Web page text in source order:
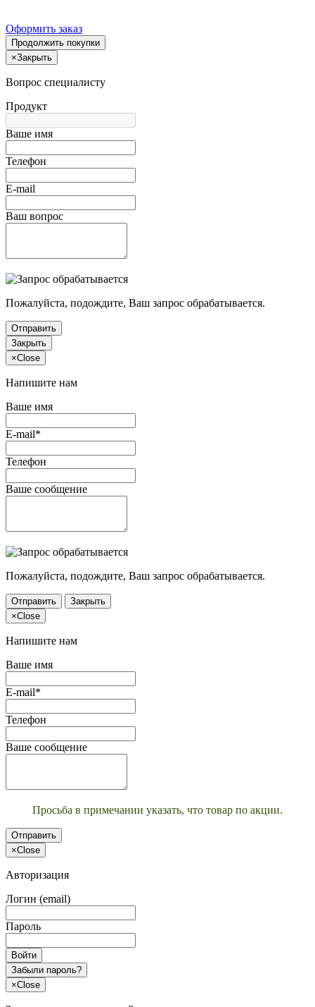
Оформить заказ
Продолжить покупки
×Закрыть
Вопрос специалисту
Продукт
Ваше имя
Телефон
E-mail
Ваш вопрос
Пожалуйста, подождите, Ваш запрос обрабатывается.
Отправить
Закрыть
×Close
Напишите нам
Ваше имя
E-mail*
Телефон
Ваше сообщение
Пожалуйста, подождите, Ваш запрос обрабатывается.
Отправить
Закрыть
×Close
Напишите нам
Ваше имя
E-mail*
Телефон
Ваше сообщение
Просьба в примечании указать, что товар по акции.
Отправить
×Close
Авторизация
Логин (email)
Пароль
Войти
Забыли пароль?
×Close